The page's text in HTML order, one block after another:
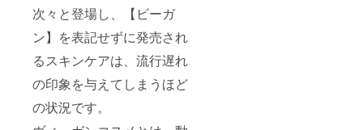
次々と登場し、【ビーガ
ン】を表記せずに発売され
るスキンケアは、流行遅れ
の印象を与えてしまうほど
の状況です。